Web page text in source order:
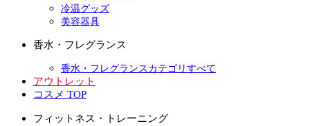
冷温グッズ
美容器具
香水・フレグランス
香水・フレグランスカテゴリすべて
アウトレット
コスメ TOP
フィットネス・トレーニング